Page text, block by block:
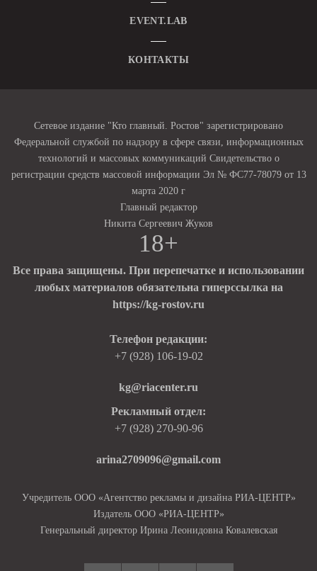
EVENT.LAB
КОНТАКТЫ
Сетевое издание "Кто главный. Ростов" зарегистрировано
Федеральной службой по надзору в сфере связи, информационных
технологий и массовых коммуникаций Свидетельство о
регистрации средств массовой информации Эл № ФС77-78079 от 13
марта 2020 г
Главный редактор
Никита Сергеевич Жуков
18+
Все права защищены. При перепечатке и использовании
любых материалов обязательна гиперссылка на
https://kg-rostov.ru
Телефон редакции:
+7 (928) 106-19-02
kg@riacenter.ru
Рекламный отдел:
+7 (928) 270-90-96
arina2709096@gmail.com
Учредитель ООО «Агентство рекламы и дизайна РИА-ЦЕНТР»
Издатель ООО «РИА-ЦЕНТР»
Генеральный директор Ирина Леонидовна Ковалевская